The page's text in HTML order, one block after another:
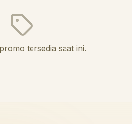
tersedia saat ini.